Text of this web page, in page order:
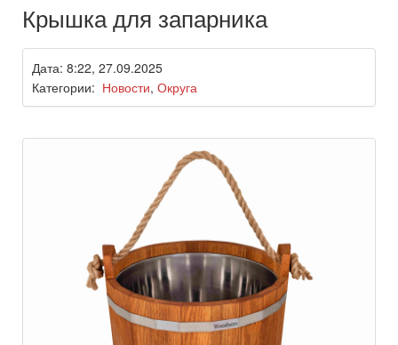
Крышка для запарника
Дата: 8:22, 27.09.2025
Категории: Новости, Округа